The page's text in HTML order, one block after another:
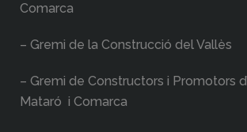
Comarca
– Gremi de la Construcció del Vallès
– Gremi de Constructors i Promotors
Mataró i Comarca